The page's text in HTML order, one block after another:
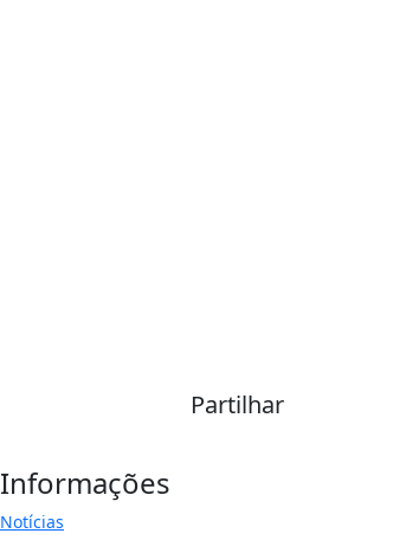
Partilhar
Informações
Notícias